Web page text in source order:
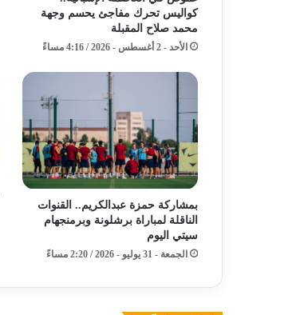
كواليس تحرك مفاجئ يحسم وجهة
محمد صلاح المقبلة
الأحد - 2 أغسطس - 2026 / 4:16 مساءً
بمشاركة حمزة عبدالكريم.. القنوات
الناقلة لمباراة برشلونة وبرمنجهام
سيتي اليوم
الجمعة - 31 يوليو - 2026 / 2:20 مساءً